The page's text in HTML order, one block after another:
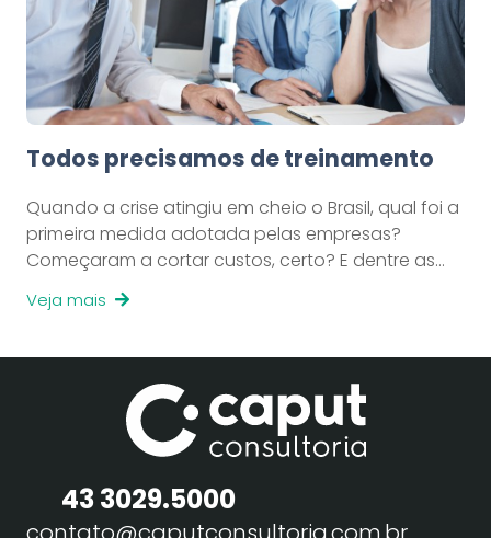
Todos precisamos de treinamento
Quando a crise atingiu em cheio o Brasil, qual foi a
primeira medida adotada pelas empresas?
Começaram a cortar custos, certo? E dentre as…
Veja mais
43 3029.5000